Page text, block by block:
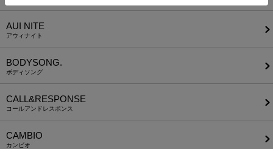
AUI NITE
アウィナイト
BODYSONG.
ボディソング
CALL&RESPONSE
コールアンドレスポンス
CAMBIO
カンビオ